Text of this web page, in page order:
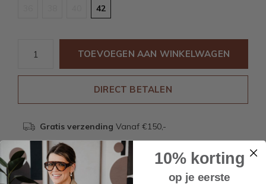
42
TOEVOEGEN AAN WINKELWAGEN
DIRECT BETALEN
Gratis verzending Vanaf €150,-
Beschrijving 10% korting
op je eerste